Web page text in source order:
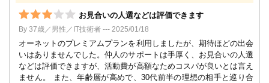
お見合いの人選などは評価できます
By 37歳／男性／IT技術者 --- 2025/01/18
オーネットのプレミアムプランを利用しましたが、期待ほどの出会
いはありませんでした。仲人のサポートは手厚く、お見合いの人選
などは評価できますが、活動費が高額なためコスパが良いとは言え
ません。 また、年齢層が高めで、30代前半の理想の相手と巡り合